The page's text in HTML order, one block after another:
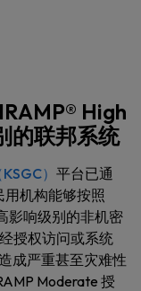
High
的联邦系统
） 平台已通
用机构能够按照
影响级别的非机密
授权访问或系统
成严重甚至灾难性
Moderate 授